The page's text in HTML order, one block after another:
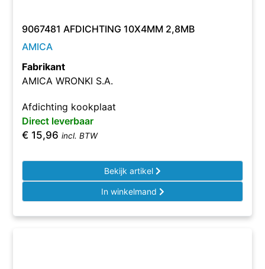
9067481 AFDICHTING 10X4MM 2,8MB
AMICA
Fabrikant
AMICA WRONKI S.A.
Afdichting kookplaat
Direct leverbaar
€ 15,96 incl. BTW
Bekijk artikel
In winkelmand